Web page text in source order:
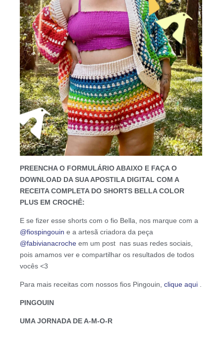
PREENCHA O FORMULÁRIO ABAIXO E FAÇA O
DOWNLOAD DA SUA APOSTILA DIGITAL COM A
RECEITA COMPLETA DO SHORTS BELLA COLOR
PLUS EM CROCHÊ:
E se fizer esse shorts com o fio Bella, nos marque com a
@fiospingouin e a artesã criadora da peça
@fabivianacroche em um post nas suas redes sociais,
pois amamos ver e compartilhar os resultados de todos
vocês <3
Para mais receitas com nossos fios Pingouin, clique aqui
PINGOUIN
UMA JORNADA DE A-M-O-R